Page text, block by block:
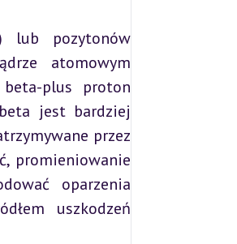
lub pozytonów
atomowym
plus proton
jest bardziej
przez
promieniowanie
oparzenia
uszkodzeń